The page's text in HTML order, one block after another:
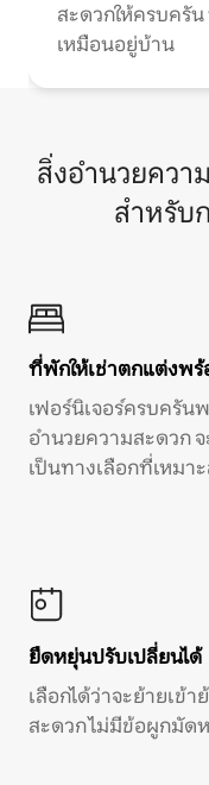
สะดวกให้ครบครั
เหมือนอยู่บ้าน
สิ่งอำนวยควา
สำหรับ
ที่พักให้เช่าตกแต่งพ
เฟอร์นิเจอร์ครบครัน
อำนวยความสะดวก
เป็นทางเลือกที่เหมา
ยืดหยุ่นปรับเปลี่ยนได้
เลือกได้ว่าจะย้ายเข้
สะดวก ไม่มีข้อผูกมัด